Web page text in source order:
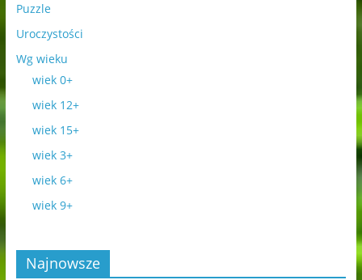
Puzzle
Uroczystości
Wg wieku
wiek 0+
wiek 12+
wiek 15+
wiek 3+
wiek 6+
wiek 9+
Najnowsze